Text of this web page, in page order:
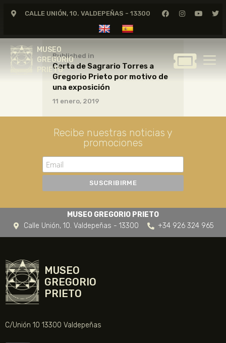
CALLE UNIÓN, 10. VALDEPEÑAS - 13300
MUSEO
GREGORIO
PRIETO
MUSEO
GREGORIO
GREGORIO PRIETO
MUSEO
ARCHIVO
CERTAMEN DE DIBUJO
FUNDACIÓN
TIENDA
NOTICIAS
Published in
Carta de Sagrario Torres a
Gregorio Prieto por motivo de
una exposición
11 enero, 2019
Recibe nuestras noticias y
promociones
MUSEO GREGORIO PRIETO
Calle Unión, 10. Valdepeñas - 13300
+34 926 324 965
MUSEO
GREGORIO
PRIETO
C/Unión 10 13300 Valdepeñas